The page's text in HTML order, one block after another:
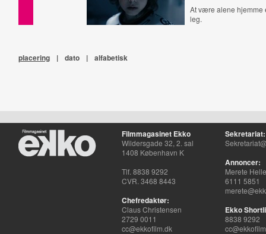
At være alene hjemme
leg.
placering | dato | alfabetisk
Filmmagasinet Ekko
Wildersgade 32, 2. sal
1408 København K
Tlf. 8838 9292
CVR. 3468 8443
Chefredaktør:
Claus Christensen
2729 0011
cc@ekkofilm.dk
Sekretariat:
Annoncer:
Merete
6111 5851
Ekko
8838 9292